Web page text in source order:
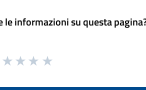
le informazioni su questa